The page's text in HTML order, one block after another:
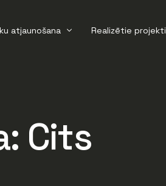
atjaunošana
Remontdarbi
novēršana
Realizētie projekti
Cits